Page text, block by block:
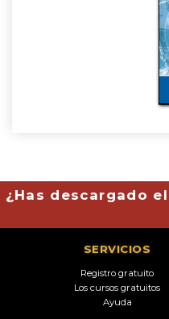
¿Has descargado
SERVICIOS
Registro gratuito
Los cursos gratuitos
Ayuda